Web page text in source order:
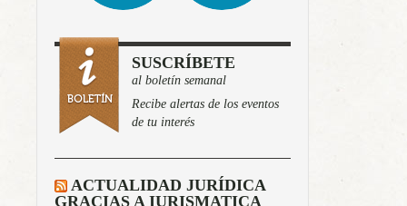
SUSCRÍBETE
al boletín semanal
Recibe alertas de los eventos
de tu interés
ACTUALIDAD JURÍDICA
GRACIAS A IURISMATICA